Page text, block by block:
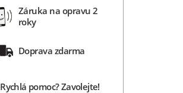
Záruka na opravu 2
roky
Doprava zdarma
Rychlá pomoc? Zavolejte!